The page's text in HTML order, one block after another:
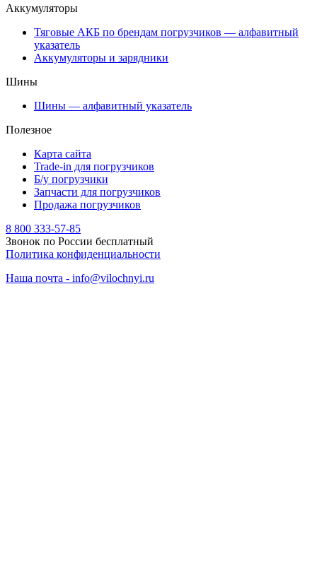
Аккумуляторы
Тяговые АКБ по брендам погрузчиков — алфавитный
указатель
Аккумуляторы и зарядники
Шины
Шины — алфавитный указатель
Полезное
Карта сайта
Trade-in для погрузчиков
Б/у погрузчики
Запчасти для погрузчиков
Продажа погрузчиков
8 800 333-57-85
Звонок по России бесплатный
Политика конфиденциальности
Наша почта - info@vilochnyi.ru